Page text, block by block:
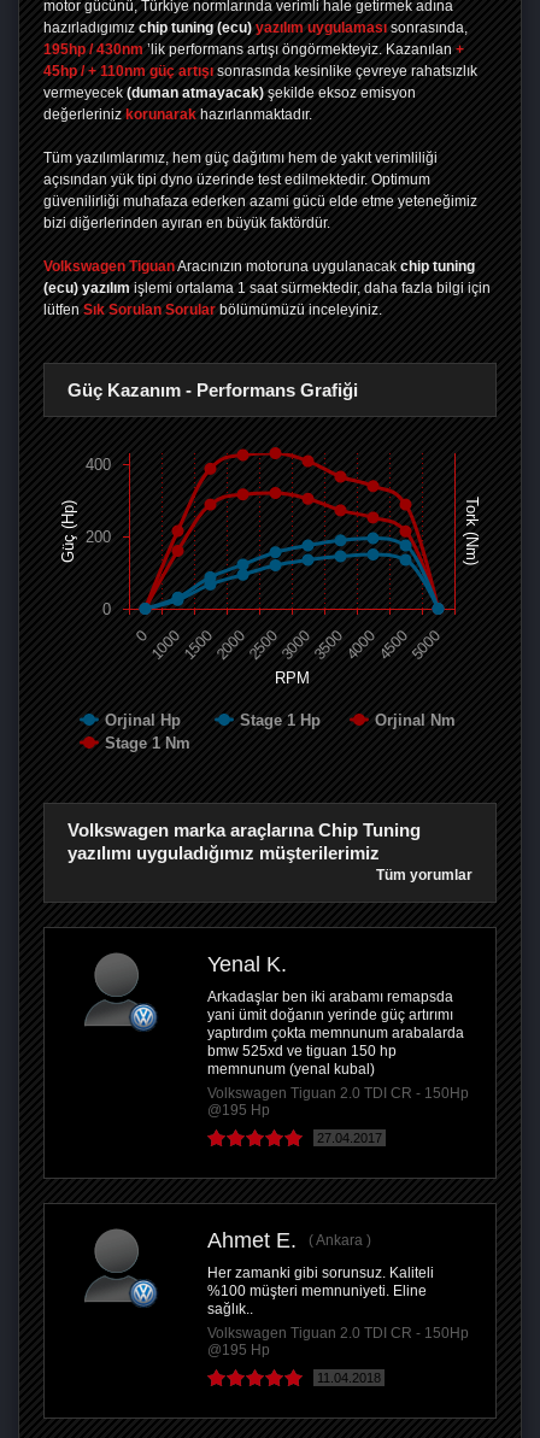
motor gücünü, Türkiye normlarında verimli hale getirmek adına
hazırladıgımız chip tuning (ecu) yazılım uygulaması sonrasında,
195hp / 430nm ’lik performans artışı öngörmekteyiz. Kazanılan +
45hp / + 110nm güç artışı sonrasında kesinlike çevreye rahatsızlık
vermeyecek (duman atmayacak) şekilde eksoz emisyon
değerleriniz korunarak hazırlanmaktadır.
Tüm yazılımlarımız, hem güç dağıtımı hem de yakıt verimliliği
açısından yük tipi dyno üzerinde test edilmektedir. Optimum
güvenilirliği muhafaza ederken azami gücü elde etme yeteneğimiz
bizi diğerlerinden ayıran en büyük faktördür.
Volkswagen TiguanAracınızın motoruna uygulanacak chip tuning
(ecu) yazılım işlemi ortalama 1 saat sürmektedir, daha fazla bilgi için
lütfen Sık Sorulan Sorular bölümümüzü inceleyiniz.
Güç Kazanım - Performans Grafiği
RPM
Güç (Hp) Tork (Nm)
Orjinal Hp Stage 1 Hp
Orjinal Nm
Stage 1 Nm
0 100015002000250030003500400045005000
0
200
400
Volkswagen marka araçlarına Chip Tuning
yazılımı uyguladığımız müşterilerimiz
Tüm yorumlar
Yenal K.
Arkadaşlar ben iki arabamı remapsda
yani ümit doğanın yerinde güç artırımı
yaptırdım çokta memnunum arabalarda
bmw 525xd ve tiguan 150 hp
memnunum (yenal kubal)
Volkswagen Tiguan 2.0 TDI CR - 150Hp
@195 Hp
27.04.2017
Ahmet E.
Ankara
Her zamanki gibi sorunsuz. Kaliteli
%100 müşteri memnuniyeti. Eline
sağlık..
Volkswagen Tiguan 2.0 TDI CR - 150Hp
@195 Hp
11.04.2018